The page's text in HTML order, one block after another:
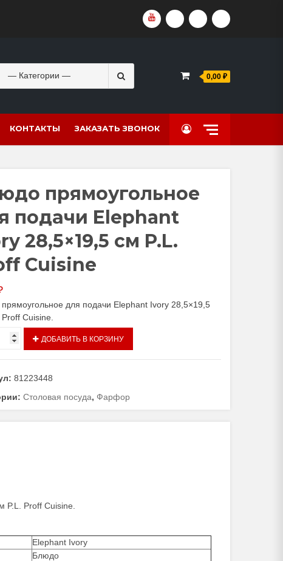
YOUTUBEVKVIDEORUTUBEDZEN
for:
0,00 ₽
КОНТАКТЫ ЗАКАЗАТЬ ЗВОНОК
прямоугольное
подачи Elephant
28,5×19,5 см P.L.
Cuisine
для подачи Elephant Ivory 28,5×19,5
Cuisine.
ДОБАВИТЬ В КОРЗИНУ
81223448
Столовая посуда, Фарфор
P.L. Proff Cuisine.
Elephant Ivory
Блюдо